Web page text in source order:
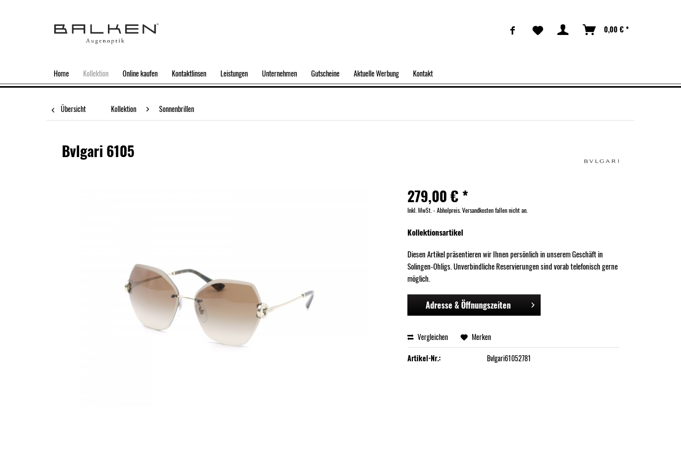
0,00 € *
Home Kollektion Online kaufen Kontaktlinsen Leistungen Unternehmen Gutscheine Aktuelle Werbung Kontakt
Übersicht Kollektion Sonnenbrillen
Bvlgari 6105
279,00 € *
Inkl. MwSt. - Abholpreis. Versandkosten fallen nicht an.
Kollektionsartikel
Diesen Artikel präsentieren wir Ihnen persönlich in unserem Geschäft in
Solingen-Ohligs. Unverbindliche Reservierungen sind vorab telefonisch gerne
möglich.
Adresse & Öffnungszeiten
Vergleichen
Merken
Artikel-Nr.:
Bvlgari61052781